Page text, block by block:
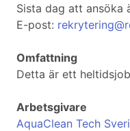
Sista dag att ansöka
E-post:
Omfattning
Detta är ett
Arbetsgivare
AquaClean Tech